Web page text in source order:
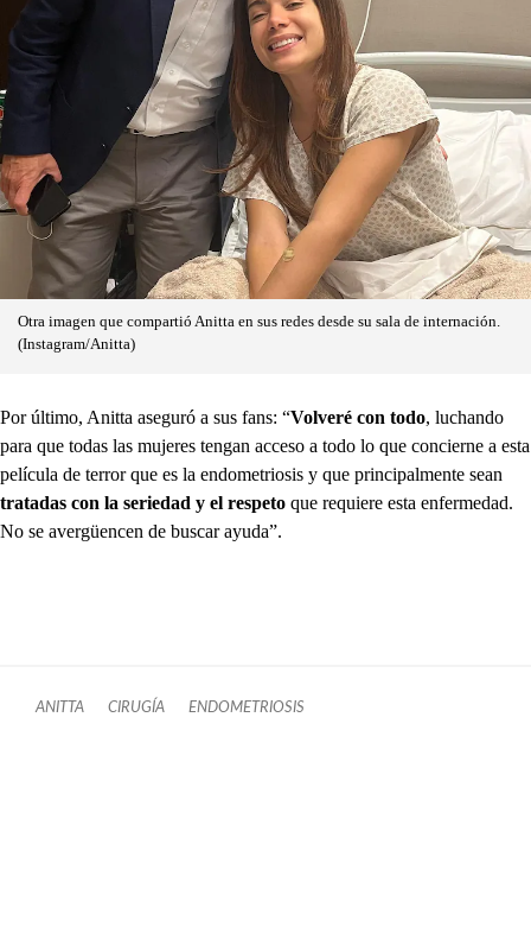
Otra imagen que compartió Anitta en sus redes desde su sala de internación.
(Instagram/Anitta)
Por último, Anitta aseguró a sus fans: “Volveré con todo, luchando
para que todas las mujeres tengan acceso a todo lo que concierne a esta
película de terror que es la endometriosis y que principalmente sean
tratadas con la seriedad y el respeto que requiere esta enfermedad.
No se avergüencen de buscar ayuda”.
ANITTA CIRUGÍA ENDOMETRIOSIS